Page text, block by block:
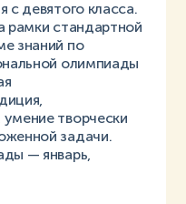
с девятого класса.
рамки стандартной
знаний по
олимпиады
творчески
задачи.
— январь,